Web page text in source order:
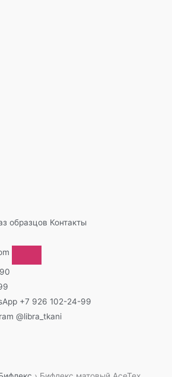
образцов Контакты
+7 926 102-24-99
@libra_tkani